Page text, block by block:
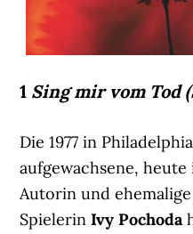
1 Sing mir vom Tod
Die 1977 in
aufgewachsene, heute
Autorin und
SpielerinIvy Pochoda